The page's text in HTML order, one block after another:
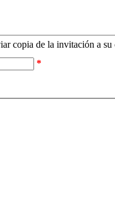
copia de la invitación a
*